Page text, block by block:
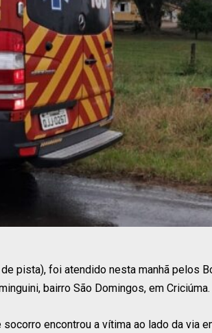
pista), foi atendido nesta manhã pelos
bairro São Domingos, em Criciúma.
encontrou a vítima ao lado da via